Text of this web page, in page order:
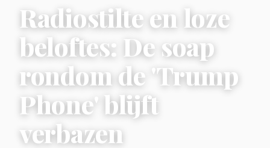
Radiostilte en loze
beloftes: De soap
rondom de 'Trump
Phone' blijft
verbazen